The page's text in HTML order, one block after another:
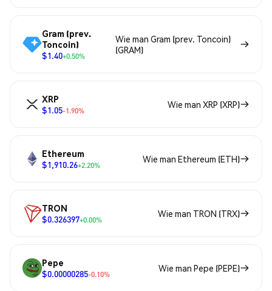
Gram (prev.
Toncoin)
$1.40+0.50%
Wie man Gram (prev. Toncoin)
(GRAM)
XRP
$1.05-1.90%
Wie man XRP (XRP)
Ethereum
$1,910.26+2.20%
Wie man Ethereum (ETH)
TRON
$0.326397+0.00%
Wie man TRON (TRX)
Pepe
$0.00000285-0.10%
Wie man Pepe (PEPE)